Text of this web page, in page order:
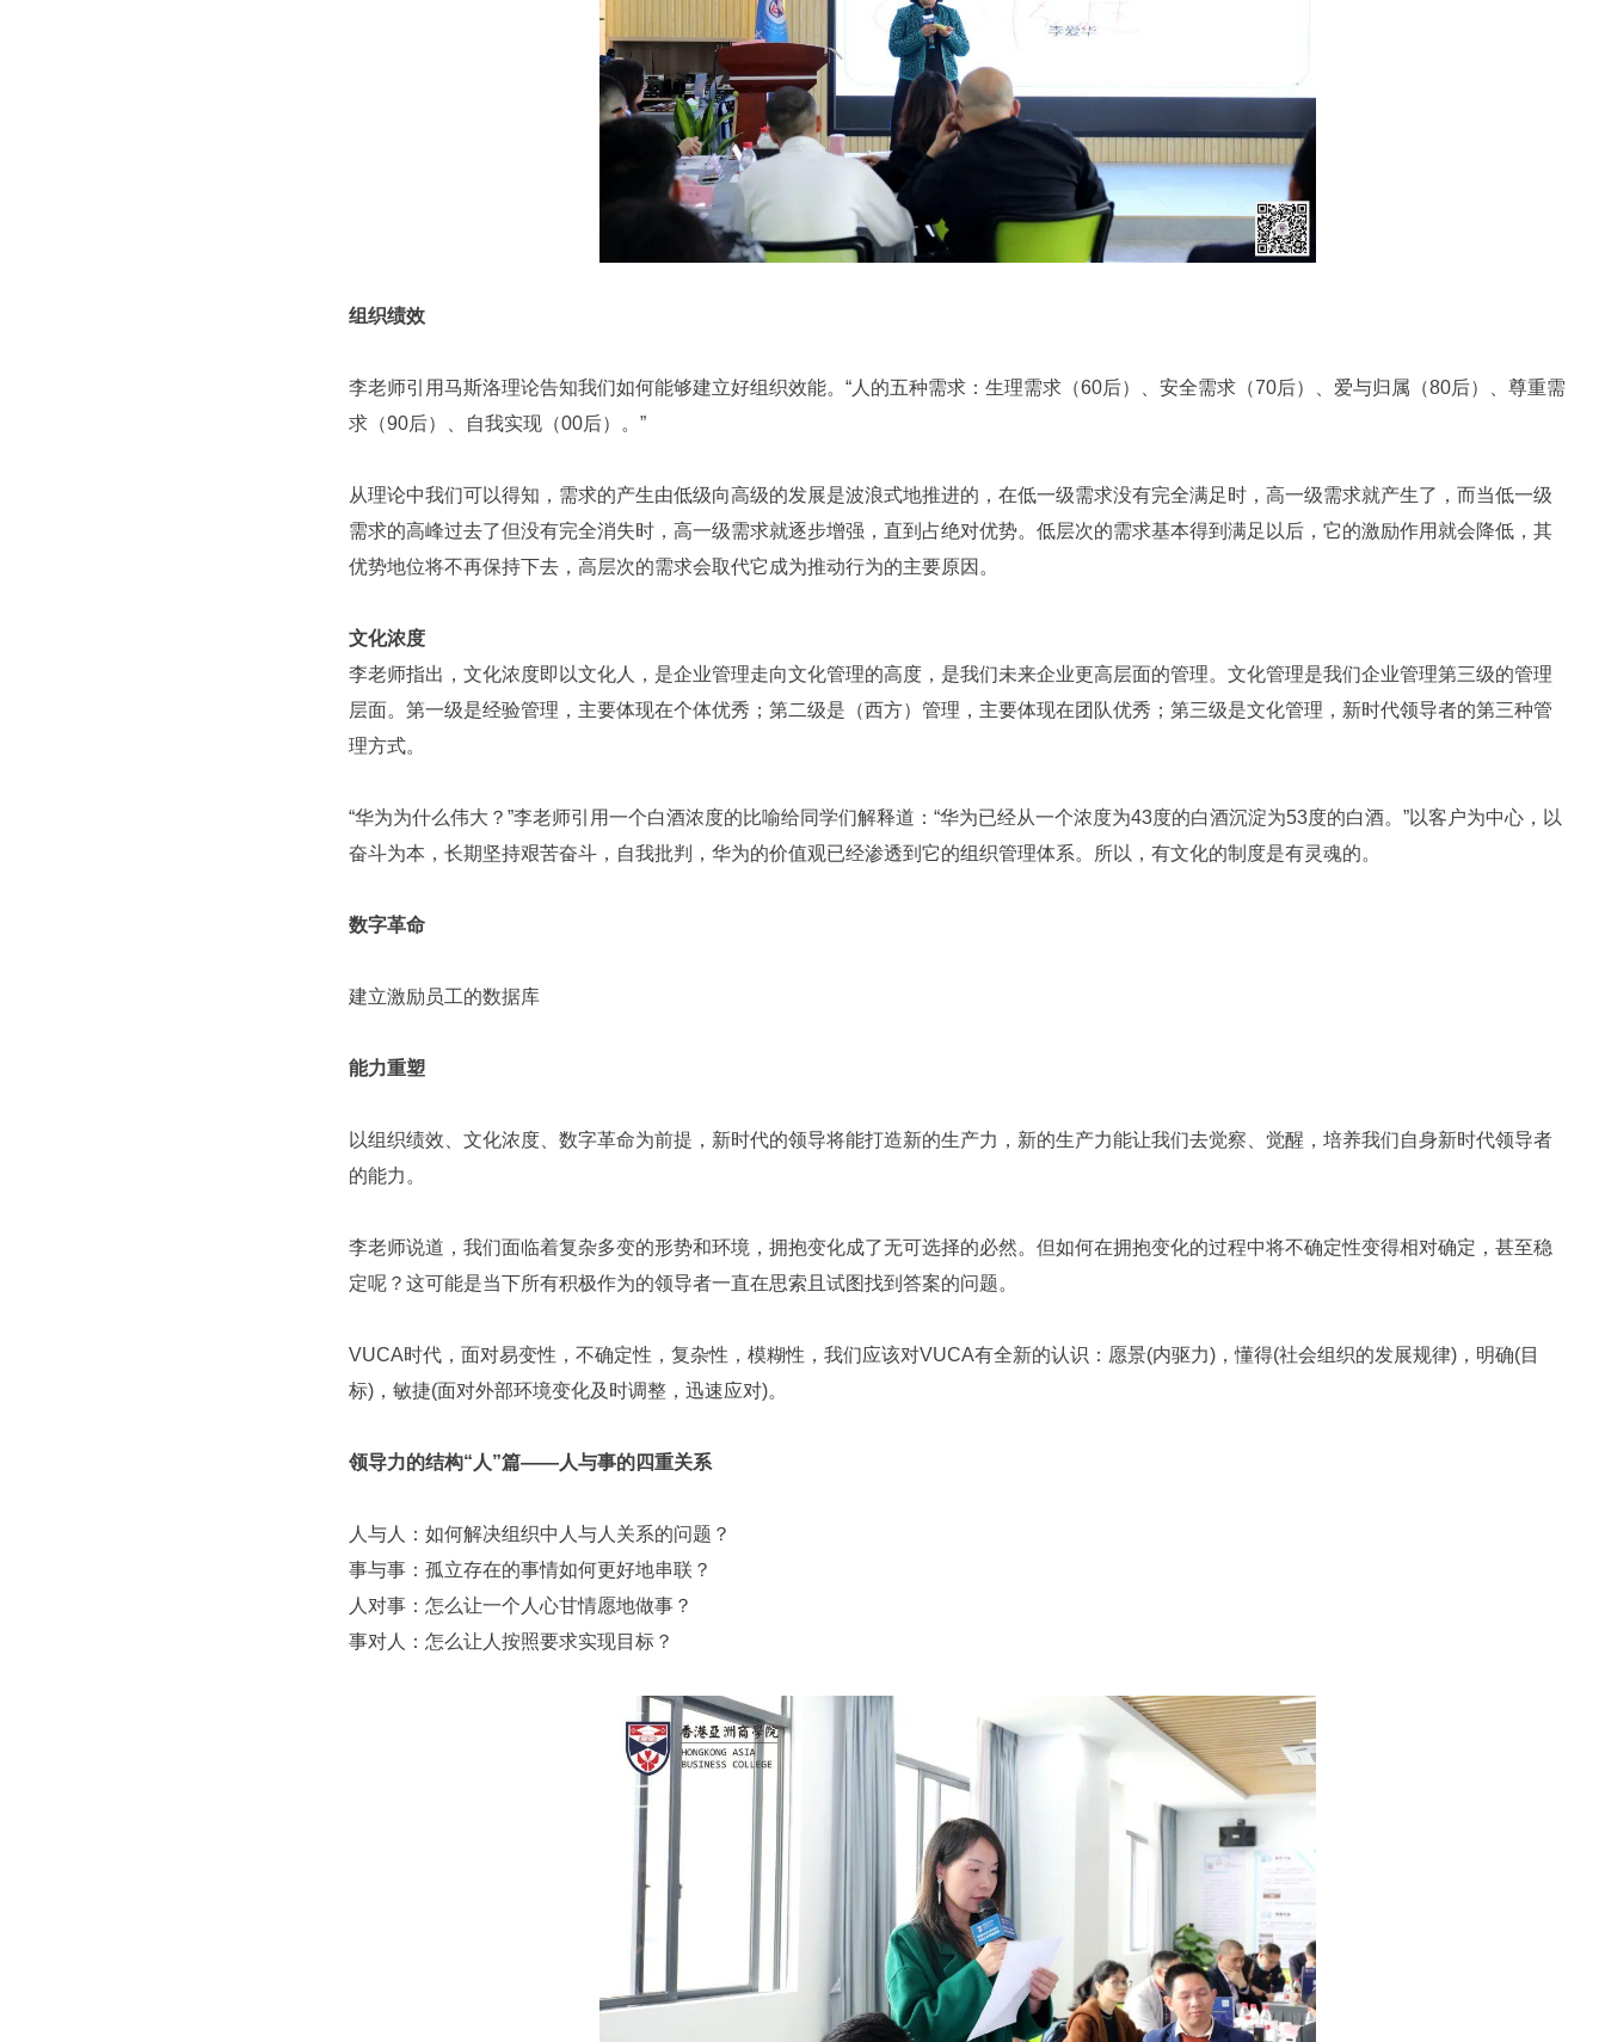
组织绩效
李老师引用马斯洛理论告知我们如何能够建立好组织效能。“人的五种需求：生理需求（60后）、安全需求（70后）、爱与归属（80后）、尊重需
求（90后）、自我实现（00后）。”
从理论中我们可以得知，需求的产生由低级向高级的发展是波浪式地推进的，在低一级需求没有完全满足时，高一级需求就产生了，而当低一级
需求的高峰过去了但没有完全消失时，高一级需求就逐步增强，直到占绝对优势。低层次的需求基本得到满足以后，它的激励作用就会降低，其
优势地位将不再保持下去，高层次的需求会取代它成为推动行为的主要原因。
文化浓度
李老师指出，文化浓度即以文化人，是企业管理走向文化管理的高度，是我们未来企业更高层面的管理。文化管理是我们企业管理第三级的管理
层面。第一级是经验管理，主要体现在个体优秀；第二级是（西方）管理，主要体现在团队优秀；第三级是文化管理，新时代领导者的第三种管
理方式。
“华为为什么伟大？”李老师引用一个白酒浓度的比喻给同学们解释道：“华为已经从一个浓度为43度的白酒沉淀为53度的白酒。”以客户为中心，以
奋斗为本，长期坚持艰苦奋斗，自我批判，华为的价值观已经渗透到它的组织管理体系。所以，有文化的制度是有灵魂的。
数字革命
建立激励员工的数据库
能力重塑
以组织绩效、文化浓度、数字革命为前提，新时代的领导将能打造新的生产力，新的生产力能让我们去觉察、觉醒，培养我们自身新时代领导者
的能力。
李老师说道，我们面临着复杂多变的形势和环境，拥抱变化成了无可选择的必然。但如何在拥抱变化的过程中将不确定性变得相对确定，甚至稳
定呢？这可能是当下所有积极作为的领导者一直在思索且试图找到答案的问题。
VUCA时代，面对易变性，不确定性，复杂性，模糊性，我们应该对VUCA有全新的认识：愿景(内驱力)，懂得(社会组织的发展规律)，明确(目
标)，敏捷(面对外部环境变化及时调整，迅速应对)。
领导力的结构“人”篇——人与事的四重关系
人与人：如何解决组织中人与人关系的问题？
事与事：孤立存在的事情如何更好地串联？
人对事：怎么让一个人心甘情愿地做事？
事对人：怎么让人按照要求实现目标？